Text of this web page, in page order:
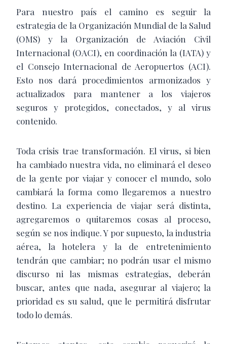
Para nuestro país el camino es seguir la
estrategia de la Organización Mundial de la Salud
(OMS) y la Organización de Aviación Civil
Internacional (OACI), en coordinación la (IATA) y
el Consejo Internacional de Aeropuertos (ACI).
Esto nos dará procedimientos armonizados y
actualizados para mantener a los viajeros
seguros y protegidos, conectados, y al virus
contenido.
Toda crisis trae transformación. El virus, si bien
ha cambiado nuestra vida, no eliminará el deseo
de la gente por viajar y conocer el mundo, solo
cambiará la forma como llegaremos a nuestro
destino. La experiencia de viajar será distinta,
agregaremos o quitaremos cosas al proceso,
según se nos indique. Y por supuesto, la industria
aérea, la hotelera y la de entretenimiento
tendrán que cambiar; no podrán usar el mismo
discurso ni las mismas estrategias, deberán
buscar, antes que nada, asegurar al viajero; la
prioridad es su salud, que le permitirá disfrutar
todo lo demás.